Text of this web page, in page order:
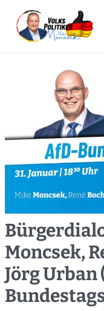
Moncsek,
Jörg Urban